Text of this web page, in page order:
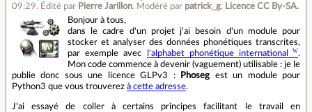
09:29. Édité par Pierre Jarillon. Modéré par patrick_g. Licence CC By‑SA.
Bonjour à tous,
dans le cadre d'un projet j'ai besoin d'un module pour
stocker et analyser des données phonétiques transcrites,
par exemple avec
l'alphabet phonétique international
.
Mon code commence à devenir (vaguement) utilisable : je le
publie donc sous une licence GLPv3 :
Phoseg est un module pour
Python3 que vous trouverez à cette adresse.
J'ai essayé de coller à certains principes facilitant le travail en